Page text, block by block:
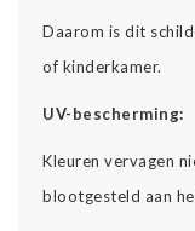
Daarom is dit
of kinderkamer.
UV-bescherming:
Kleuren vervagen
blootgesteld aan